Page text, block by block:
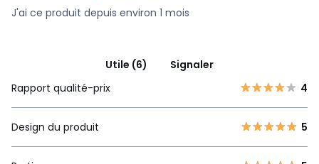
J'ai ce produit depuis environ 1 mois
Utile (6)
Signaler
Rapport qualité-prix
4
Design du produit 5